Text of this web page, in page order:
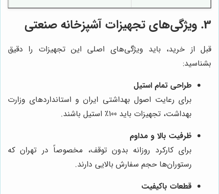
3. ویژگی‌های تجهیزات آشپزخانه صنعتی
قبل از خرید، باید ویژگی‌های اصلی این تجهیزات را دقیق
بشناسید:
طراحی تمام استیل
برای رعایت اصول بهداشتی ایران و استانداردهای وزارت
بهداشت، تجهیزات باید 100٪ استیل باشند.
ظرفیت بالا و مداوم
برای کارکرد روزانه بدون توقف، مخصوصاً در تهران که
رستوران‌ها حجم سفارش بالایی دارند.
قطعات باکیفیت